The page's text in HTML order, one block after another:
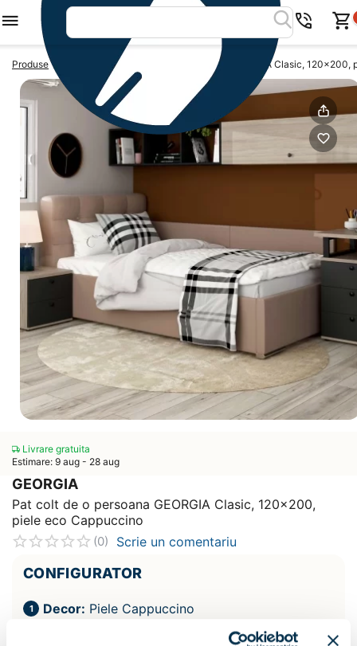
Produse > Pat colt de o persoana GEORGIA Clasic,
Livrare gratuita
Estimare: 9 aug - 28 aug
GEORGIA
Pat colt de o persoana GEORGIA Clasic, 120x200,
piele eco Cappuccino
(0) Scrie un comentariu
CONFIGURATOR
Decor: Piele Cappuccino